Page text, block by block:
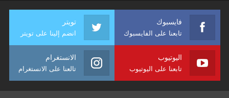
فايسبوك
تابعنا على الفايسبوك
تويتر
انضم إلينا على تويتر
اليوتيوب
تابعنا على اليوتيوب
الانستغرام
تالعنا على الانستغرام